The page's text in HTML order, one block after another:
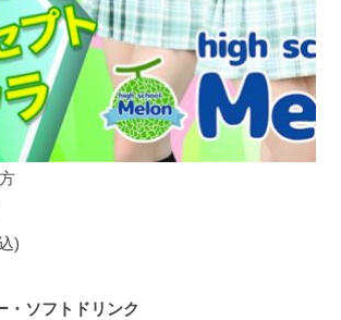
)
・ソフトドリンク